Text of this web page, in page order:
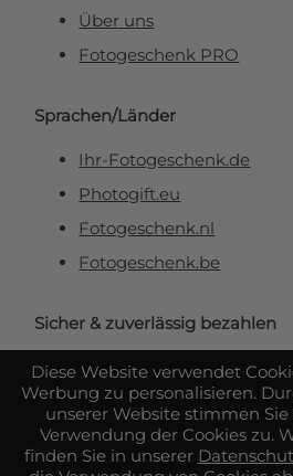
Diese Website verwendet
Werbung zu personalisieren.
unserer Website stimmen
Verwendung der Cookies zu.
finden Sie in unserer
Über uns
Fotogeschenk PRO
Sprachen/Länder
Ihr-Fotogeschenk.de
Photogift.eu
Fotogeschenk.nl
Fotogeschenk.be
Sicher & zuverlässig bezahlen